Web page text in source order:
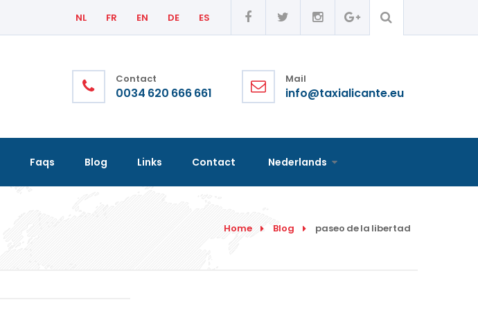
NL FR EN DE ES
Contact
0034 620 666 661
Mail
info@taxialicante.eu
Faqs Blog Links Contact Nederlands
Home Blog paseo de la libertad